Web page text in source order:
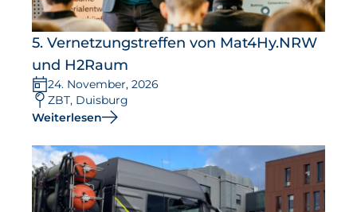
5. Vernetzungstreffen von Mat4Hy.NRW
und H2Raum
24. November, 2026
ZBT, Duisburg
Weiterlesen